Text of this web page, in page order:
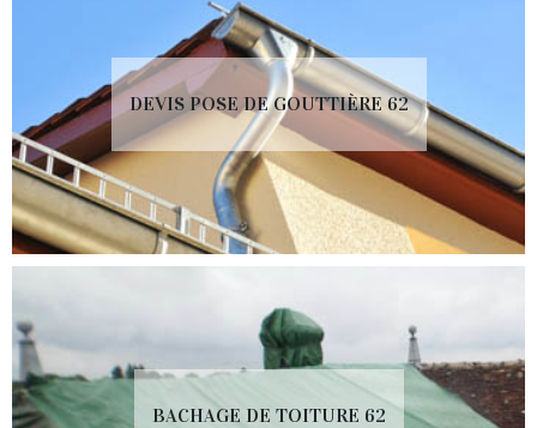
DEVIS POSE DE GOUTTIÈRE 62
BACHAGE DE TOITURE 62